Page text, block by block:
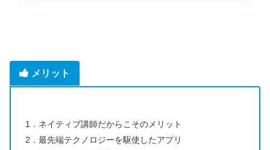
メリット
1．ネイティブ講師だからこそのメリット
2．最先端テクノロジーを駆使したアプリ